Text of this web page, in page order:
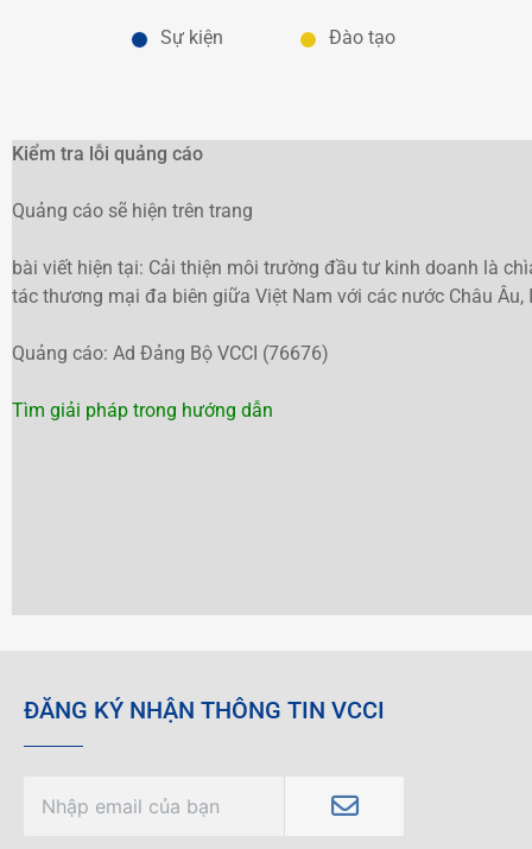
Sự kiện Đào tạo
Kiểm tra lỗi quảng cáo
Quảng cáo sẽ hiện trên trang
bài viết hiện tại: Cải thiện môi trường đầu tư kinh doanh là
tác thương mại đa biên giữa Việt Nam với các nước Châu Âu,
Quảng cáo: Ad Đảng Bộ VCCI (76676)
Tìm giải pháp trong hướng dẫn
ĐĂNG KÝ NHẬN THÔNG TIN VCCI